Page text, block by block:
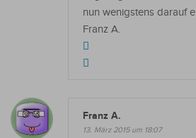
nun wenigstens darauf
Franz A.
Franz A.
13. März 2015 um 18:07